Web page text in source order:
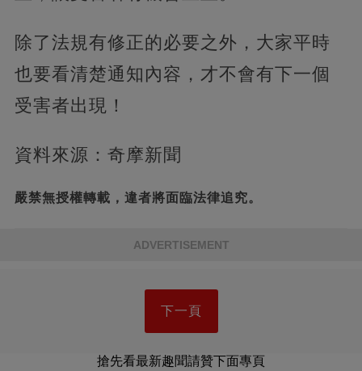
除了法規有修正的必要之外，大家平時
也要看清楚通知內容，才不會有下一個
受害者出現！
資料來源：奇摩新聞
嚴禁無授權轉載，違者將面臨法律追究。
ADVERTISEMENT
下一頁
搶先看最新趣聞請贊下面專頁